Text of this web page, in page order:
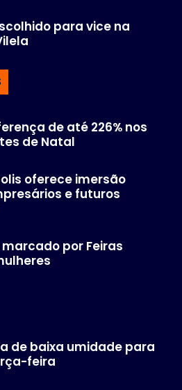
para vice na
de até 226% nos
de Natal
oferece imersão
e futuros
por Feiras
de baixa umidade para
feira